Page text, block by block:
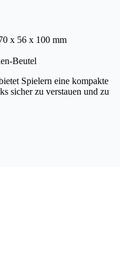
x 56 x 100 mm
Beutel
Spielern eine kompakte
sicher zu verstauen und zu